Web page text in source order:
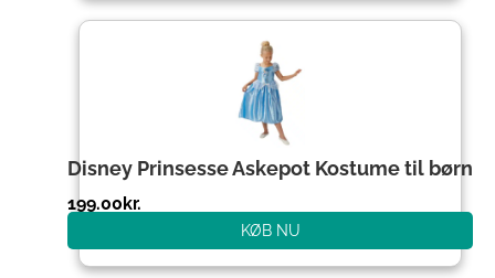
Disney Prinsesse Askepot Kostume til børn
199.00kr.
KØB NU